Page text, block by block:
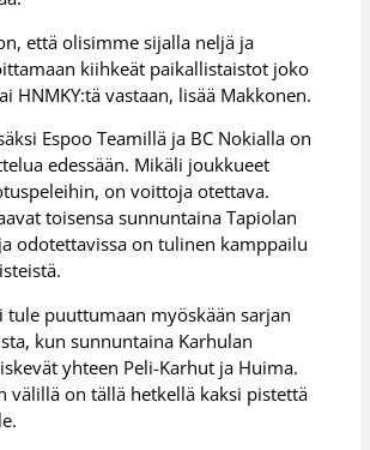
että olisimme sijalla neljä ja
kiihkeät paikallistaistot joko
HNMKY:tä vastaan, lisää Makkonen.
Espoo Teamillä ja BC Nokialla on
edessään. Mikäli joukkueet
on voittoja otettava.
toisensa sunnuntaina Tapiolan
odotettavissa on tulinen kamppailu
tule puuttumaan myöskään sarjan
kun sunnuntaina Karhulan
yhteen Peli-Karhut ja Huima.
välillä on tällä hetkellä kaksi pistettä